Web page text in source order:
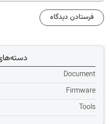
Document
Firmware
Tools